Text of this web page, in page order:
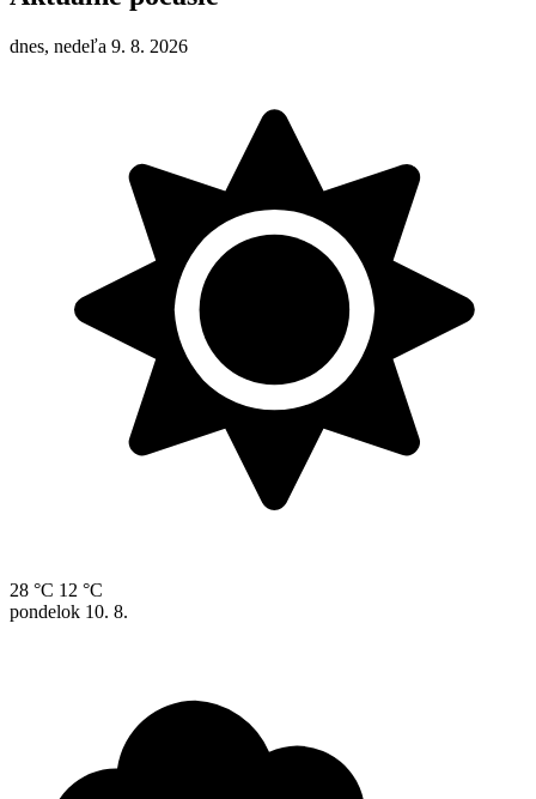
dnes, nedeľa 9. 8. 2026
28 °C 12 °C
pondelok 10. 8.